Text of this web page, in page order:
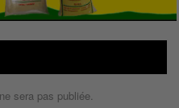
sera pas publiée.